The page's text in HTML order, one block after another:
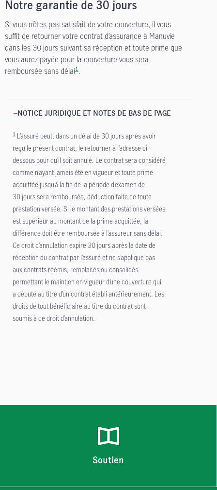
Notre garantie de 30 jours
Si vous n’êtes pas satisfait de votre couverture, il vous
suffit de retourner votre contrat d’assurance à Manuvie
dans les 30 jours suivant sa réception et toute prime que
vous aurez payée pour la couverture vous sera
remboursée sans délai1.
NOTICE JURIDIQUE ET NOTES DE BAS DE PAGE
1 L’assuré peut, dans un délai de 30 jours après avoir
reçu le présent contrat, le retourner à l’adresse ci-
dessous pour qu’il soit annulé. Le contrat sera considéré
comme n’ayant jamais été en vigueur et toute prime
acquittée jusqu’à la fin de la période d’examen de
30 jours sera remboursée, déduction faite de toute
prestation versée. Si le montant des prestations versées
est supérieur au montant de la prime acquittée, la
différence doit être remboursée à l’assureur sans délai.
Ce droit d’annulation expire 30 jours après la date de
réception du contrat par l’assuré et ne s’applique pas
aux contrats réémis, remplacés ou consolidés
permettant le maintien en vigueur d’une couverture qui
a débuté au titre d’un contrat établi antérieurement. Les
droits de tout bénéficiaire au titre du contrat sont
soumis à ce droit d’annulation.
Soutien